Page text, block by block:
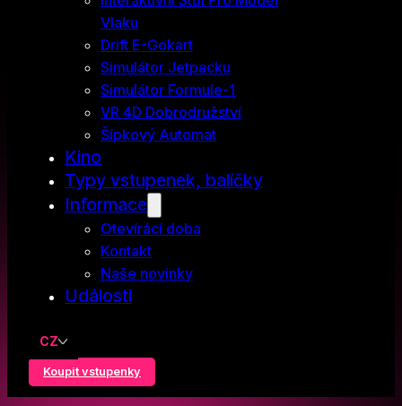
Vlaku
Drift E-Gokart
Simulátor Jetpacku
Simulátor Formule-1
VR 4D Dobrodružství
Šípkový Automat
Kino
Typy vstupenek, balíčky
Informace
Otevírácí doba
Kontakt
Naše novinky
Události
CZ
Koupit vstupenky